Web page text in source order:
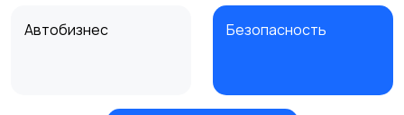
Автобизнес Безопасность